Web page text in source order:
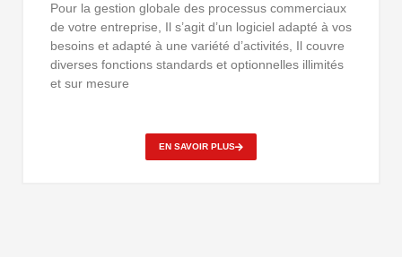
Pour la gestion globale des processus commerciaux
de votre entreprise, Il s’agit d’un logiciel adapté à vos
besoins et adapté à une variété d’activités, Il couvre
diverses fonctions standards et optionnelles illimités
et sur mesure
EN SAVOIR PLUS